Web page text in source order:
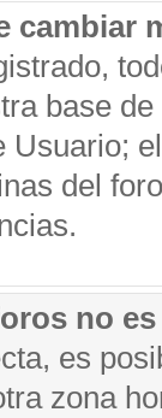
cambiar
base
Usuario;
del
no
es
zona